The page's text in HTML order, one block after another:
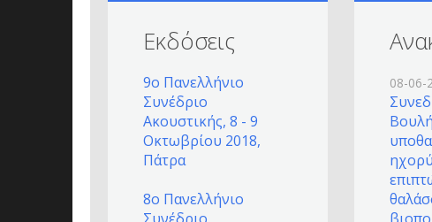
Εκδόσεις
9ο Πανελλήνιο
Συνέδριο
Ακουστικής, 8 - 9
Οκτωβρίου 2018,
Πάτρα
8ο Πανελλήνιο
08-06-